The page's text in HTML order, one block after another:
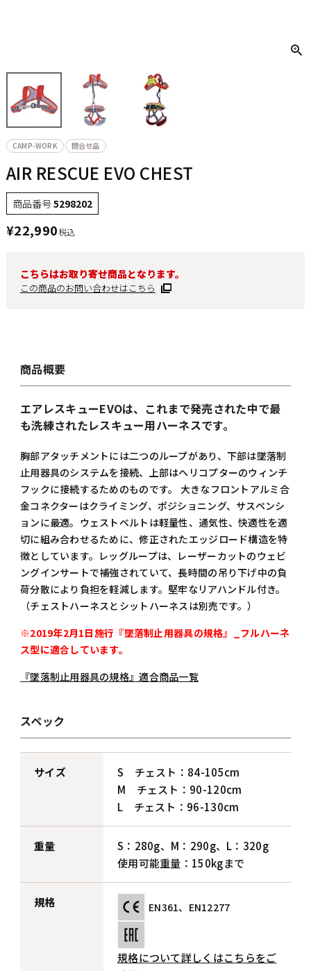
CAMP-WORK 問合せ品
AIR RESCUE EVO CHEST
商品番号5298202
¥22,990税込
こちらはお取り寄せ商品となります。
この商品のお問い合わせはこちら
商品概要
エアレスキューEVOは、これまで発売された中で最
も洗練されたレスキュー用ハーネスです。
胸部アタッチメントには二つのループがあり、下部は墜落制
止用器具のシステムを接続、上部はヘリコプターのウィンチ
フックに接続するためのものです。 大きなフロントアルミ合
金コネクターはクライミング、ポジショニング、サスペンシ
ョンに最適。ウェストベルトは軽量性、通気性、快適性を適
切に組み合わせるために、修正されたエッジロード構造を特
徴としています。レッグループは、レーザーカットのウェビ
ングインサートで補強されていて、長時間の吊り下げ中の負
荷分散により負担を軽減します。堅牢なリアハンドル付き。
（チェストハーネスとシットハーネスは別売です。）
※2019年2月1日施行『墜落制止用器具の規格』_フルハーネ
ス型に適合しています。
『墜落制止用器具の規格』適合商品一覧
スペック
サイズ
S チェスト：84-105cm
M チェスト：90-120cm
L チェスト：96-130cm
重量
S：280g、M：290g、L：320g
使用可能重量：150kgまで
規格 EN361、EN12277
規格について詳しくはこちらをご